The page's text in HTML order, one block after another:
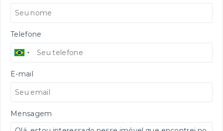
Telefone
E-mail
Mensagem